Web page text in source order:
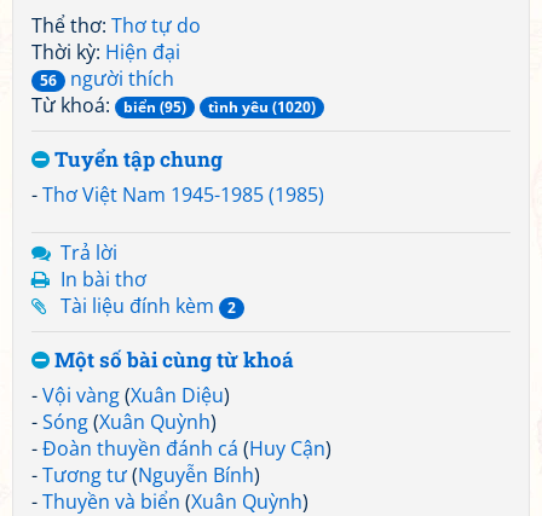
Thể thơ: Thơ tự do
Thời kỳ: Hiện đại
56
người thích
Từ khoá:
biển (95) tình yêu (1020)
Tuyển tập chung
-Thơ Việt Nam 1945-1985 (1985)
Trả lời
In bài thơ
Tài liệu đính kèm
2
Một số bài cùng từ khoá
-Vội vàng(Xuân Diệu)
-Sóng(Xuân Quỳnh)
-Đoàn thuyền đánh cá (Huy Cận)
-Tương tư(Nguyễn Bính)
-Thuyền và biển (Xuân Quỳnh)